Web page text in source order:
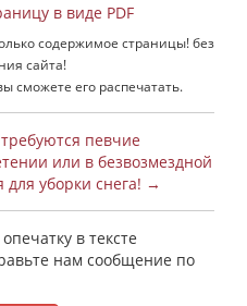
в виде PDF
содержимое страницы! без
сайта!
сможете его распечатать.
певчие
или в безвозмездной
уборки снега! →
в тексте
нам сообщение по